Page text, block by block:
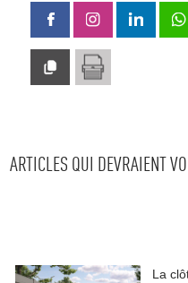
ARTICLES QUI DEVRAIENT
La